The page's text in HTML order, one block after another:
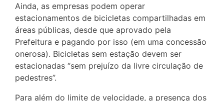
Ainda, as empresas podem operar
estacionamentos de bicicletas compartilhadas em
áreas públicas, desde que aprovado pela
Prefeitura e pagando por isso (em uma concessão
onerosa). Bicicletas sem estação devem ser
estacionadas “sem prejuízo da livre circulação de
pedestres”.
Para além do limite de velocidade, a presença dos